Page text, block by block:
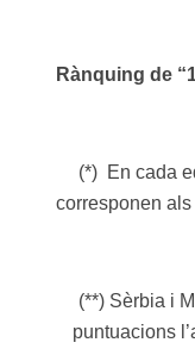
Rànquing de
(*) En cada
corresponen als
(**) Sèrbia i
puntuacions